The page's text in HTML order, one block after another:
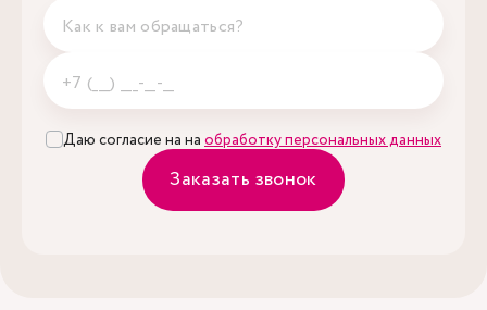
Даю согласие на на обработку персональных данных
Заказать звонок